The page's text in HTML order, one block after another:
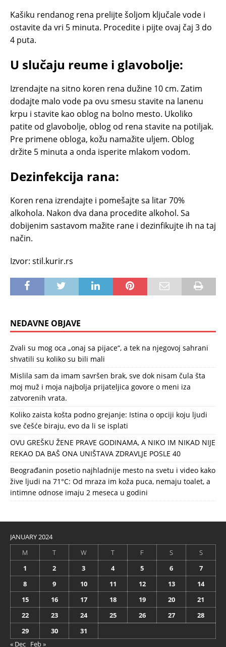
Kašiku rendanog rena prelijte šoljom ključale vode i
ostavite da vri 5 minuta. Procedite i pijte ovaj čaj 3 do
4 puta.
U slučaju reume i glavobolje:
Izrendajte na sitno koren rena dužine 10 cm. Zatim
dodajte malo vode pa ovu smesu stavite na lanenu
krpu i stavite kao oblog na bolno mesto. Ukoliko
patite od glavobolje, oblog od rena stavite na potiljak.
Pre primene obloga, kožu namažite uljem. Oblog
držite 5 minuta a onda isperite mlakom vodom.
Dezinfekcija rana:
Koren rena izrendajte i pomešajte sa litar 70%
alkohola. Nakon dva dana procedite alkohol. Sa
dobijenim sastavom mažite rane i dezinfikujte ih na taj
način.
Izvor: stil.kurir.rs
NEDAVNE OBJAVE
Zvali su mog oca „onaj sa pijace“, a tek na njegovoj sahrani
shvatili su koliko su bili mali
Mislila sam da imam savršen brak, sve dok nisam čula šta
moj muž i moja najbolja prijateljica govore o meni iza
zatvorenih vrata.
Koliko zaista košta podno grejanje: Istina o opciji koju ljudi
sve češće biraju, evo da li se isplati
OVU GREŠKU ŽENE PRAVE GODINAMA, A NIKO IM NIKAD NIJE
REKAO DA BAŠ ONA UNIŠTAVA ZDRAVLJE POSLE 40
Beograđanin posetio najhladnije mesto na svetu i video kako
žive ljudi na 71°C: Od mraza im koža puca, nemaju toalet, a
intimne odnose imaju 2 meseca u godini
JANUARY 2024
M
T W T F S
S
1
2 3 4 5 6
7
8
9 10 11 12 13
14
15
16 17 18 19 20
21
22
23 24 25 26 27
28
29
30
31
« Dec Feb »